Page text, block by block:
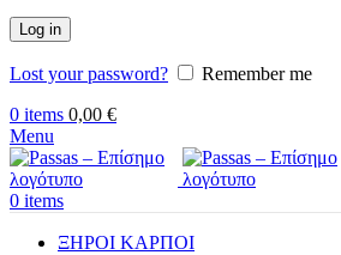
Log in
Lost your password?
Remember me
0 items 0,00 €
Menu
0 items
ΞΗΡΟΙ ΚΑΡΠΟΙ